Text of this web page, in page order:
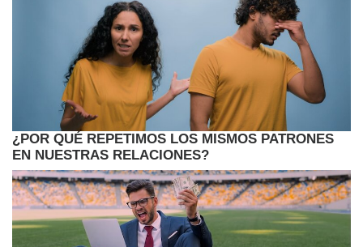
¿POR QUÉ REPETIMOS LOS MISMOS PATRONES
EN NUESTRAS RELACIONES?